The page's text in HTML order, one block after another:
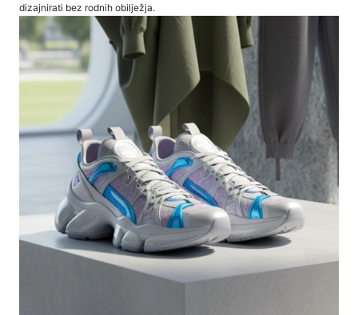
dizajnirati bez rodnih obilježja.